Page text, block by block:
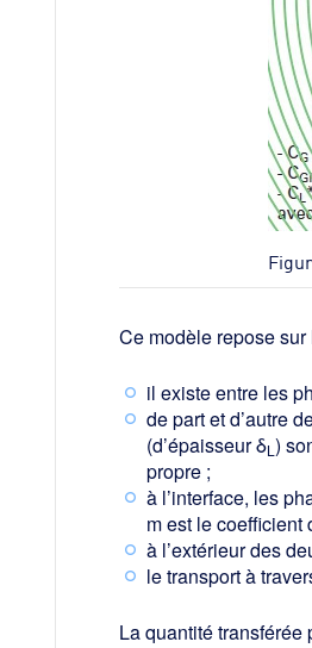
Ce modèle repose
il existe entre les
de part et d’autre
(d’épaisseur δL )
propre ;
à l’interface, les
m est le coefficient
à l’extérieur des
le transport à
La quantité transférée